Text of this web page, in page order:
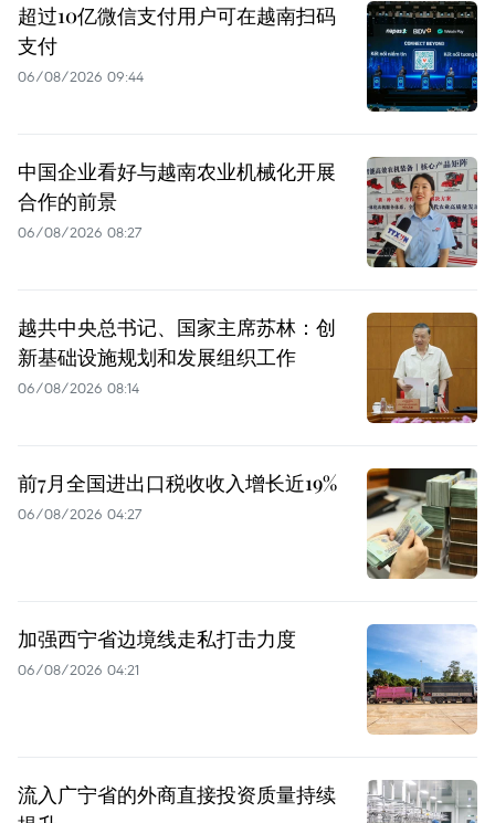
超过10亿微信支付用户可在越南扫码
支付
06/08/2026 09:44
中国企业看好与越南农业机械化开展
合作的前景
06/08/2026 08:27
越共中央总书记、国家主席苏林：创
新基础设施规划和发展组织工作
06/08/2026 08:14
前7月全国进出口税收收入增长近19%
06/08/2026 04:27
加强西宁省边境线走私打击力度
06/08/2026 04:21
流入广宁省的外商直接投资质量持续